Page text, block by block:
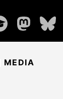
MEDIA